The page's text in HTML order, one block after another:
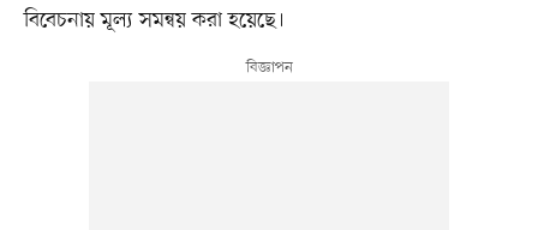
বিবেচনায় মূল্য সমন্বয় করা হয়েছে।